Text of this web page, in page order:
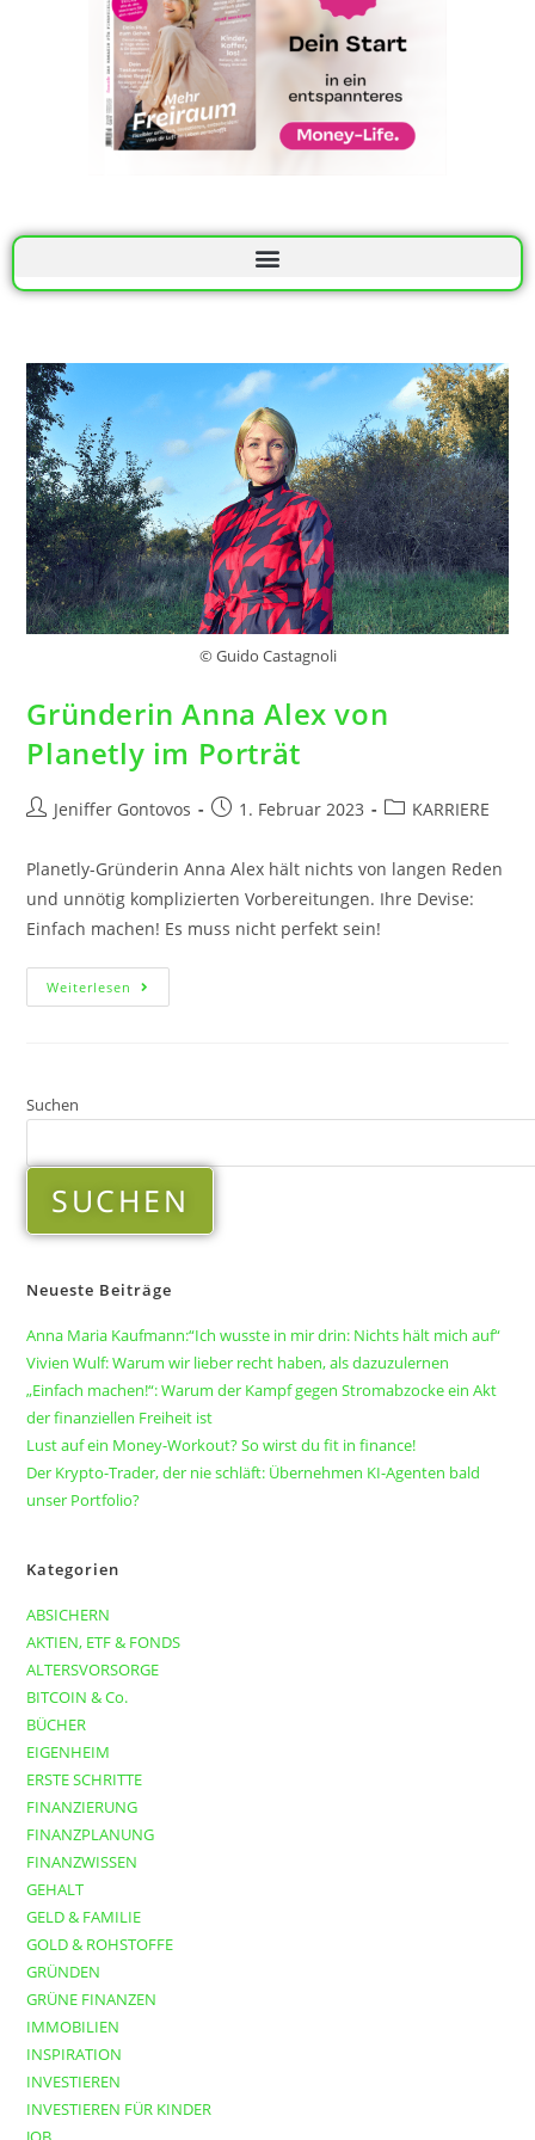
© Guido Castagnoli
Gründerin Anna Alex von
Planetly im Porträt
Jeniffer Gontovos 1. Februar 2023 KARRIERE
Planetly-Gründerin Anna Alex hält nichts von langen Reden
und unnötig komplizierten Vorbereitungen. Ihre Devise:
Einfach machen! Es muss nicht perfekt sein!
Weiterlesen
Suchen
SUCHEN
Neueste Beiträge
Anna Maria Kaufmann:“Ich wusste in mir drin: Nichts hält mich auf“
Vivien Wulf: Warum wir lieber recht haben, als dazuzulernen
„Einfach machen!“: Warum der Kampf gegen Stromabzocke ein Akt
der finanziellen Freiheit ist
Lust auf ein Money-Workout? So wirst du fit in finance!
Der Krypto-Trader, der nie schläft: Übernehmen KI-Agenten bald
unser Portfolio?
Kategorien
ABSICHERN
AKTIEN, ETF & FONDS
ALTERSVORSORGE
BITCOIN & Co.
BÜCHER
EIGENHEIM
ERSTE SCHRITTE
FINANZIERUNG
FINANZPLANUNG
FINANZWISSEN
GEHALT
GELD & FAMILIE
GOLD & ROHSTOFFE
GRÜNDEN
GRÜNE FINANZEN
IMMOBILIEN
INSPIRATION
INVESTIEREN
INVESTIEREN FÜR KINDER